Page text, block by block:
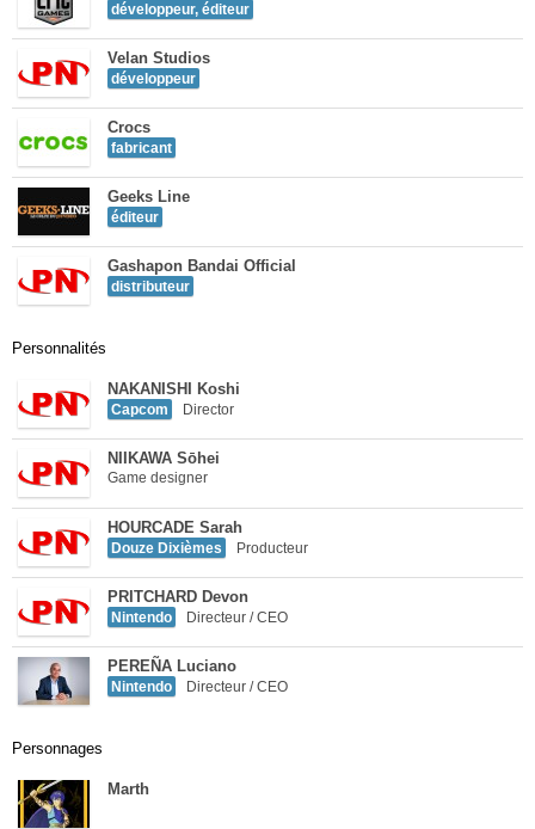
développeur, éditeur
Velan Studios
développeur
Crocs
fabricant
Geeks Line
éditeur
Gashapon Bandai Official
distributeur
Personnalités
NAKANISHI Koshi
Capcom Director
NIIKAWA Sōhei
Game designer
HOURCADE Sarah
Douze Dixièmes Producteur
PRITCHARD Devon
Nintendo Directeur / CEO
PEREÑA Luciano
Nintendo Directeur / CEO
Personnages
Marth